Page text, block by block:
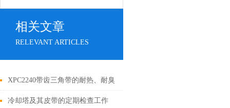
相关文章
RELEVANT ARTICLES
XPC2240带齿三角带的耐热、耐臭
氧特性解析
冷却塔及其皮带的定期检查工作